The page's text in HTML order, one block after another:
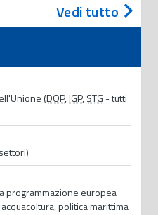
Vedi tutto
(DOP,IGP,STG - tutti
programmazione europea
politica marittima